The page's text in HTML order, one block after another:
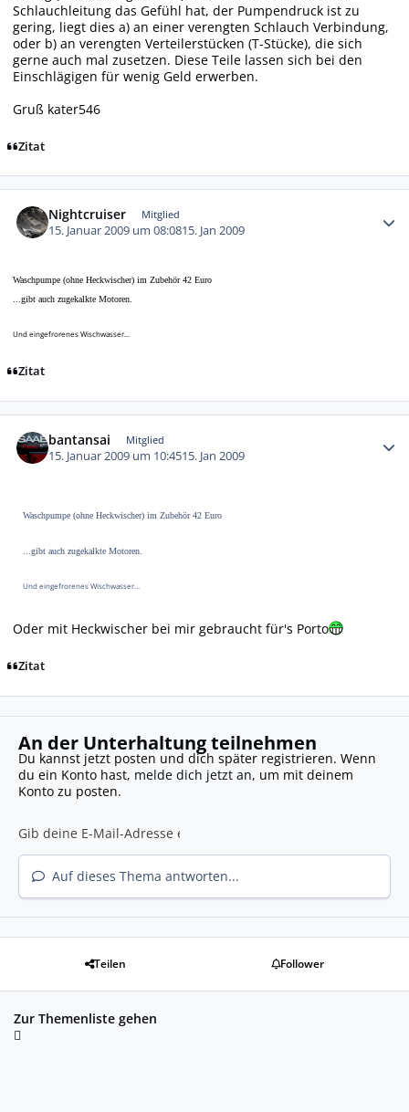
Schlauchleitung das Gefühl hat, der Pumpendruck ist zu
gering, liegt dies a) an einer verengten Schlauch Verbindung,
oder b) an verengten Verteilerstücken (T-Stücke), die sich
gerne auch mal zusetzen. Diese Teile lassen sich bei den
Einschlägigen für wenig Geld erwerben.
Gruß kater546
Zitat
Nightcruiser Mitglied
15. Januar 2009 um 08:0815. Jan 2009
Waschpumpe (ohne Heckwischer) im Zubehör 42 Euro
...gibt auch zugekalkte Motoren.
Und eingefrorenes Wischwasser...
Zitat
bantansai Mitglied
15. Januar 2009 um 10:4515. Jan 2009
Waschpumpe (ohne Heckwischer) im Zubehör 42 Euro
...gibt auch zugekalkte Motoren.
Und eingefrorenes Wischwasser...
Oder mit Heckwischer bei mir gebraucht für's Porto
Zitat
An der Unterhaltung teilnehmen
Du kannst jetzt posten und dich später registrieren. Wenn
du ein Konto hast, melde dich jetzt an, um mit deinem
Konto zu posten.
Auf dieses Thema antworten...
Teilen Follower
Zur Themenliste gehen